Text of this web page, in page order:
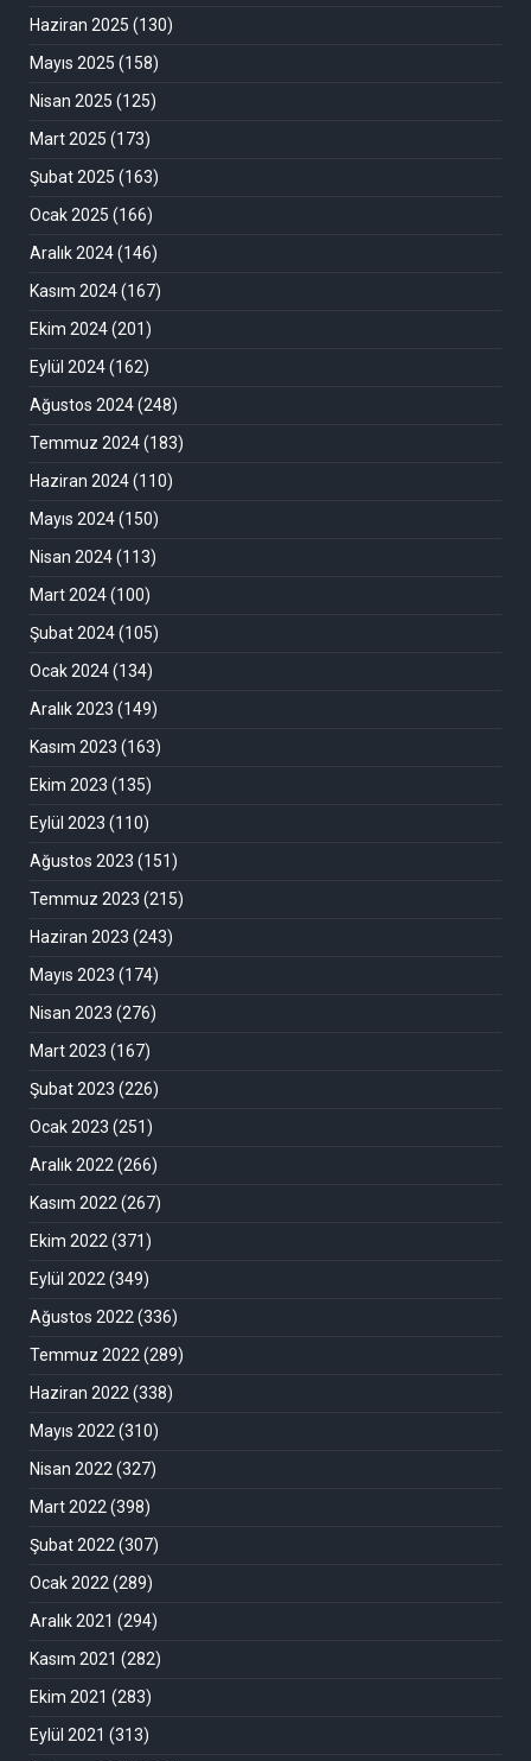
Haziran 2025 (130)
Mayıs 2025 (158)
Nisan 2025 (125)
Mart 2025 (173)
Şubat 2025 (163)
Ocak 2025 (166)
Aralık 2024(146)
Kasım 2024(167)
Ekim 2024(201)
Eylül 2024(162)
Ağustos 2024(248)
Temmuz 2024(183)
Haziran 2024(110)
Mayıs 2024(150)
Nisan 2024(113)
Mart 2024(100)
Şubat 2024(105)
Ocak 2024(134)
Aralık 2023 (149)
Kasım 2023 (163)
Ekim 2023 (135)
Eylül 2023 (110)
Ağustos 2023 (151)
Temmuz 2023 (215)
Haziran 2023 (243)
Mayıs 2023 (174)
Nisan 2023 (276)
Mart 2023 (167)
Şubat 2023 (226)
Ocak 2023 (251)
Aralık 2022 (266)
Kasım 2022 (267)
Ekim 2022 (371)
Eylül 2022 (349)
Ağustos 2022 (336)
Temmuz 2022 (289)
Haziran 2022 (338)
Mayıs 2022 (310)
Nisan 2022 (327)
Mart 2022 (398)
Şubat 2022 (307)
Ocak 2022 (289)
Aralık 2021 (294)
Kasım 2021 (282)
Ekim 2021 (283)
Eylül 2021 (313)